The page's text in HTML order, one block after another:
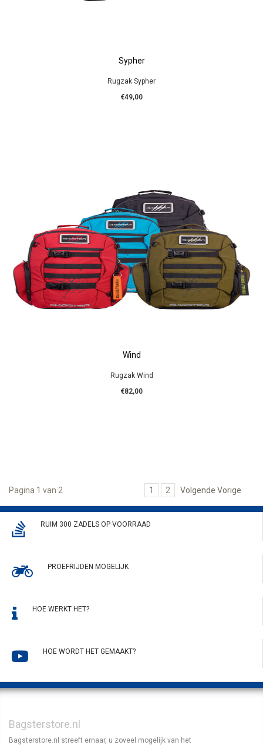
Sypher
Rugzak Sypher
€49,00
Wind
Rugzak Wind
€82,00
Pagina 1 van 2 1 2 Volgende Vorige
RUIM 300 ZADELS OP VOORRAAD
PROEFRIJDEN MOGELIJK
HOE WERKT HET?
HOE WORDT HET GEMAAKT?
Bagsterstore.nl
Bagsterstore.nl streeft ernaar, u zoveel mogelijk van het